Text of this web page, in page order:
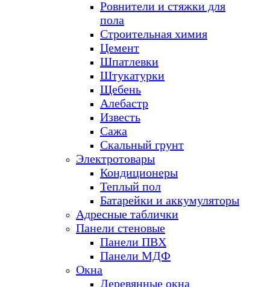
Ровнители и стяжки для
пола
Строительная химия
Цемент
Шпатлевки
Штукатурки
Щебень
Алебастр
Известь
Сажа
Скальный грунт
Электротовары
Кондиционеры
Теплый пол
Батарейки и аккумуляторы
Адресные таблички
Панели стеновые
Панели ПВХ
Панели МДФ
Окна
Деревянные окна